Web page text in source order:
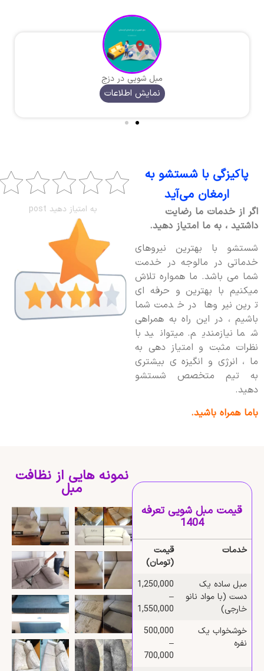
مبل شویی در دزج
نمایش اطلاعات
پاکیزگی با شستشو به
ارمغان می‌آید
اگر از خدمات ما رضایت
داشتید ، به ما امتیاز دهید.
شستشو با بهترین نیروهای
خدماتی در مالوجه در خدمت
شما می باشد. ما همواره تلاش
میکنیم با بهترین و حرفه ای
ترین نیروها در خدمت شما
باشیم ، در این راه به همراهی
شما نیازمندیم. میتوانید با
نظرات مثبت و امتیاز دهی به
ما ، انرژی و انگیزه ی بیشتری
به تیم متخصص شستشو
دهید.
باما همراه باشید.
به امتیاز دهید post
قیمت مبل شویی تعرفه
1404
خدمات
قیمت
(تومان)
مبل ساده یک‌
دست (با مواد نانو
خارجی)
1,250,000
–
1,550,000
خوشخواب یک‌
نفره
500,000
–
700,000
نمونه هایی از نظافت
مبل